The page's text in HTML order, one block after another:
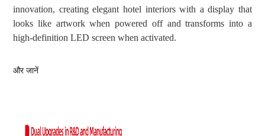
innovation, creating elegant hotel interiors with a display that
looks like artwork when powered off and transforms into a
high-definition LED screen when activated.
और जानें